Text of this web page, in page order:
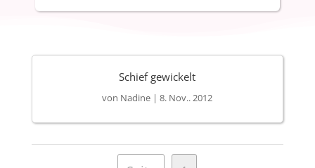
Schief gewickelt
von Nadine |8. Nov.. 2012